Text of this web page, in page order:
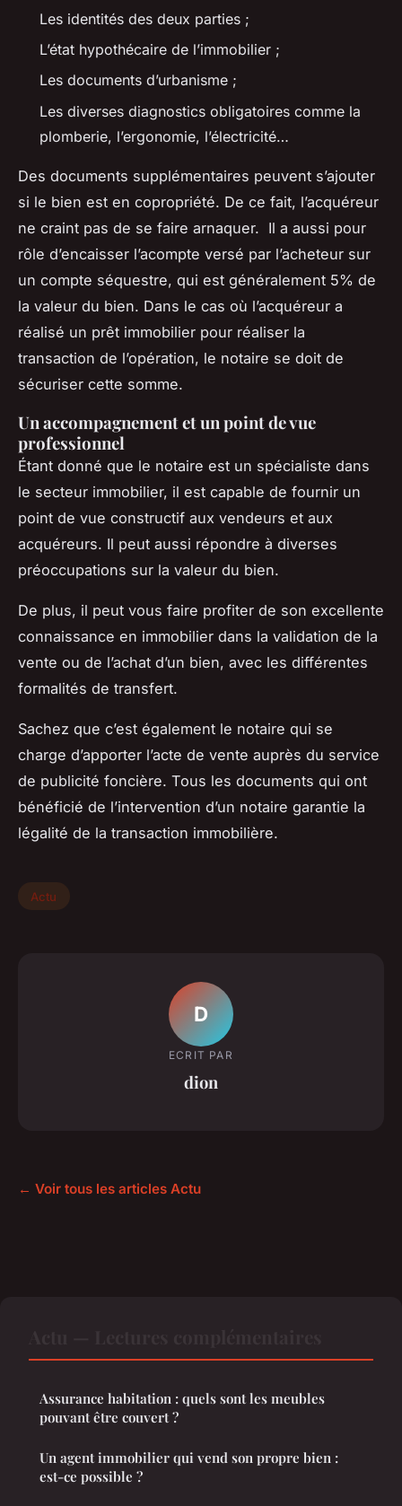
Les identités des deux parties ;
L’état hypothécaire de l’immobilier ;
Les documents d’urbanisme ;
Les diverses diagnostics obligatoires comme la
plomberie, l’ergonomie, l’électricité…
Des documents supplémentaires peuvent s’ajouter
si le bien est en copropriété. De ce fait, l’acquéreur
ne craint pas de se faire arnaquer. Il a aussi pour
rôle d’encaisser l’acompte versé par l’acheteur sur
un compte séquestre, qui est généralement 5% de
la valeur du bien. Dans le cas où l’acquéreur a
réalisé un prêt immobilier pour réaliser la
transaction de l’opération, le notaire se doit de
sécuriser cette somme.
Un accompagnement et un point de vue
professionnel
Étant donné que le notaire est un spécialiste dans
le secteur immobilier, il est capable de fournir un
point de vue constructif aux vendeurs et aux
acquéreurs. Il peut aussi répondre à diverses
préoccupations sur la valeur du bien.
De plus, il peut vous faire profiter de son excellente
connaissance en immobilier dans la validation de la
vente ou de l’achat d’un bien, avec les différentes
formalités de transfert.
Sachez que c’est également le notaire qui se
charge d’apporter l’acte de vente auprès du service
de publicité foncière. Tous les documents qui ont
bénéficié de l’intervention d’un notaire garantie la
légalité de la transaction immobilière.
Actu
D
ECRIT PAR
dion
← Voir tous les articles Actu
Assurance habitation : quels sont les meubles
pouvant être couvert ?
Un agent immobilier qui vend son propre bien :
est-ce possible ?